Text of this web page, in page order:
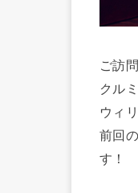
ご訪
クル
ウィ
前回
す！